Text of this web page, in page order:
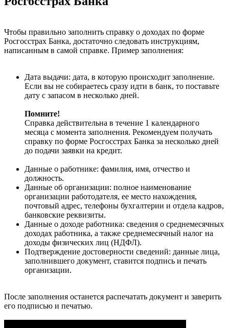
Чтобы правильно заполнить справку о доходах по форме
Росгосстрах Банка, достаточно следовать инструкциям,
написанным в самой справке. Пример заполнения:
Дата выдачи: дата, в которую происходит заполнение.
Если вы не собираетесь сразу идти в банк, то поставьте
дату с запасом в несколько дней.
Помните!
Справка действительна в течение 1 календарного
месяца с момента заполнения. Рекомендуем получать
справку по форме Росгосстрах Банка за несколько дней
до подачи заявки на кредит.
Данные о работнике: фамилия, имя, отчество и
должность.
Данные об организации: полное наименование
организации работодателя, ее место нахождения,
почтовый адрес, телефоны бухгалтерии и отдела кадров,
банковские реквизиты.
Данные о доходе работника: сведения о среднемесячных
доходах работника, а также среднемесячный налог на
доходы физических лиц (НДФЛ).
Подтверждение достоверности сведений: данные лица,
заполнившего документ, ставится подпись и печать
организации.
После заполнения останется распечатать документ и заверить
его подписью и печатью.